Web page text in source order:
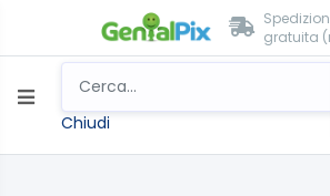
gratuita
Chiudi